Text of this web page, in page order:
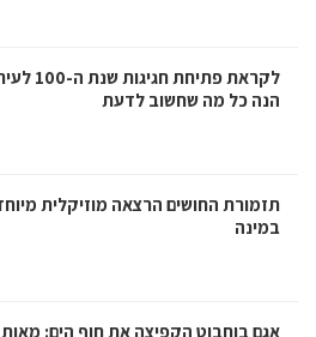
לקראת פתיחת
הנה כל מה שחשוב לדעת
תזמורת החושים הרצאה מוזיקלית
במינה
אגם בוחבוט הקפיצה את חוף הים: מאות